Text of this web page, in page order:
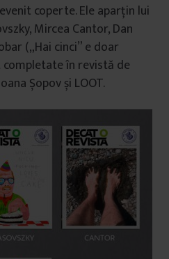
coperte. Ele aparțin lui
Mircea Cantor, Dan
(„Hai cinci” e doar
în revistă de
Șopov și LOOT.